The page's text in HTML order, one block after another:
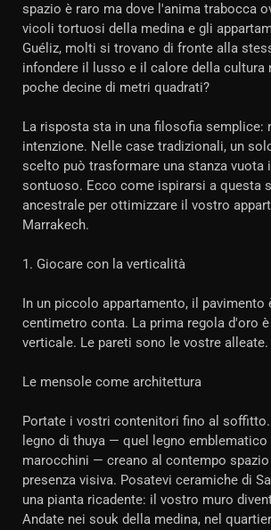
spazio è raro ma dove l'anima trabocca
vicoli tortuosi della medina e gli
Guéliz, molti si trovano di fronte alla
infondere il lusso e il calore della cultura
poche decine di metri quadrati?
La risposta sta in una filosofia semplice:
intenzione. Nelle case tradizionali, un
scelto può trasformare una stanza vuota
sontuoso. Ecco come ispirarsi a questa
ancestrale per ottimizzare il vostro
Marrakech.
1. Giocare con la verticalità
In un piccolo appartamento, il
centimetro conta. La prima regola d'oro
verticale. Le pareti sono le vostre alleate.
Le mensole come architettura
Portate i vostri contenitori fino al
legno di thuya — quel legno
marocchini — creano al contempo
presenza visiva. Posatevi ceramiche di
una pianta ricadente: il vostro muro
Andate nei souk della medina, nel